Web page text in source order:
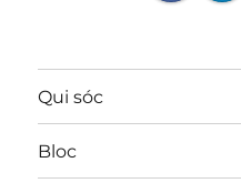
Qui sóc
Bloc